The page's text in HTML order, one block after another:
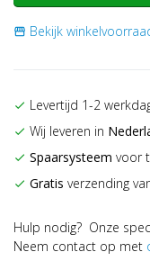
storefront Bekijk
check Levertijd 1-2
check Wij leveren in
check Spaarsysteem voor
check Gratis verzending
Hulp nodig? Onze
Neem contact op met